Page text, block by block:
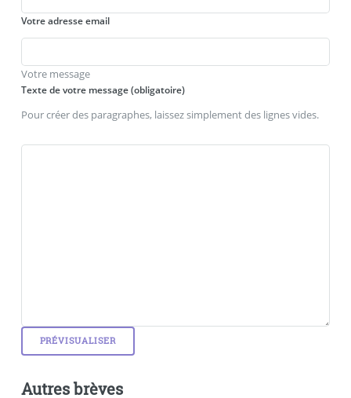
Votre adresse email
Votre message
Texte de votre message (obligatoire)
Pour créer des paragraphes, laissez simplement des lignes vides.
Autres brèves